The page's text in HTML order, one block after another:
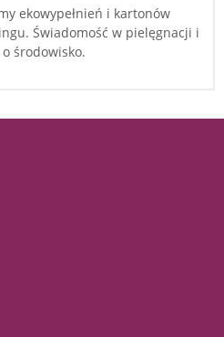
ekowypełnień i kartonów
Świadomość w pielęgnacji i
środowisko.